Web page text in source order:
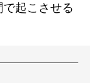
起こさせる